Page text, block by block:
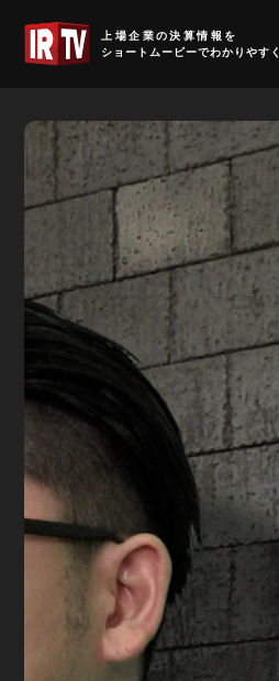
上場企業の決算情報を
ショートムービーでわかりやすく